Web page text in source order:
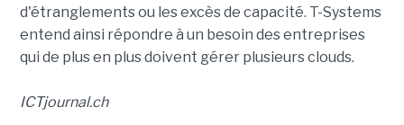
d'étranglements ou les excès de capacité. T-Systems
entend ainsi répondre à un besoin des entreprises
qui de plus en plus doivent gérer plusieurs clouds.
ICTjournal.ch